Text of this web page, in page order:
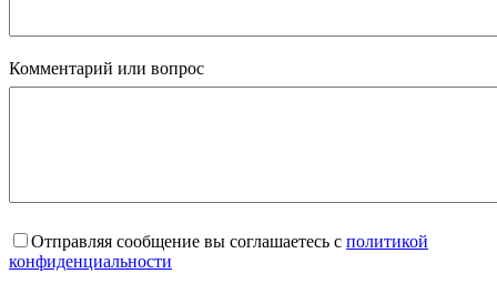
Комментарий или вопрос
Отправляя сообщение вы соглашаетесь с политикой
конфиденциальности